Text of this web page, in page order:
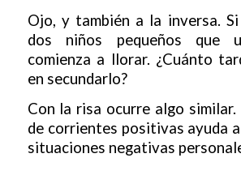
Ojo, y también a la inversa.
dos niños pequeños que
comienza a llorar. ¿Cuánto
en secundarlo?
Con la risa ocurre algo similar.
de corrientes positivas ayuda
situaciones negativas